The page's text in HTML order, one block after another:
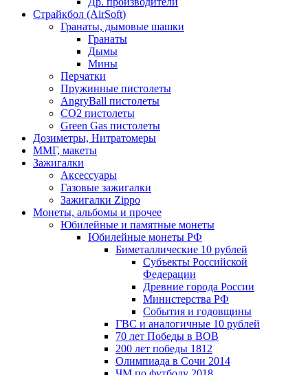
Страйкбол (AirSoft)
Гранаты, дымовые шашки
Гранаты
Дымы
Мины
Перчатки
Пружинные пистолеты
AngryBall пистолеты
CO2 пистолеты
Green Gas пистолеты
Дозиметры, Нитратомеры
ММГ, макеты
Зажигалки
Аксессуары
Газовые зажигалки
Зажигалки Zippo
Монеты, альбомы и прочее
Юбилейные и памятные монеты
Юбилейные монеты РФ
Биметаллические 10 рублей
Субъекты Российской
Федерации
Древние города России
Министерства РФ
События и годовщины
ГВС и аналогичные 10 рублей
70 лет Победы в ВОВ
200 лет победы 1812
Олимпиада в Сочи 2014